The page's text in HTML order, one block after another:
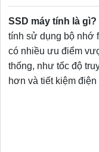
SSD máy tính là gì?
tính sử dụng bộ nhớ
có nhiều ưu điểm
thống, như tốc độ
hơn và tiết kiệm điện